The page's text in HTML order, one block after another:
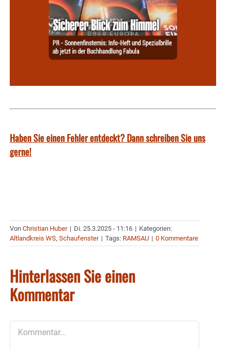
Haben Sie einen Fehler entdeckt? Dann schreiben Sie uns
gerne!
Von Christian Huber | Di. 25.3.2025 - 11:16 | Kategorien:
Altlandkreis WS, Schaufenster | Tags: RAMSAU | 0 Kommentare
Hinterlassen Sie einen
Kommentar